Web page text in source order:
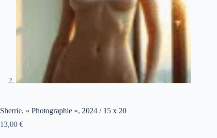
Sherrie, « Photographie », 2024 / 15 x 20
13,00 €